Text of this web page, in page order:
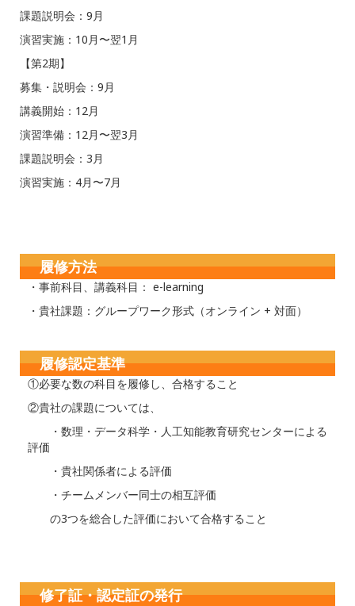
課題説明会：9月
演習実施：10月〜翌1月
【第2期】
募集・説明会：9月
講義開始：12月
演習準備：12月〜翌3月
課題説明会：3月
演習実施：4月〜7月
履修方法
・事前科目、講義科目： e-learning
・貴社課題：グループワーク形式（オンライン + 対面）
履修認定基準
①必要な数の科目を履修し、合格すること
②貴社の課題については、
・数理・データ科学・人工知能教育研究センターによる
評価
・貴社関係者による評価
・チームメンバー同士の相互評価
の3つを総合した評価において合格すること
修了証・認定証の発行